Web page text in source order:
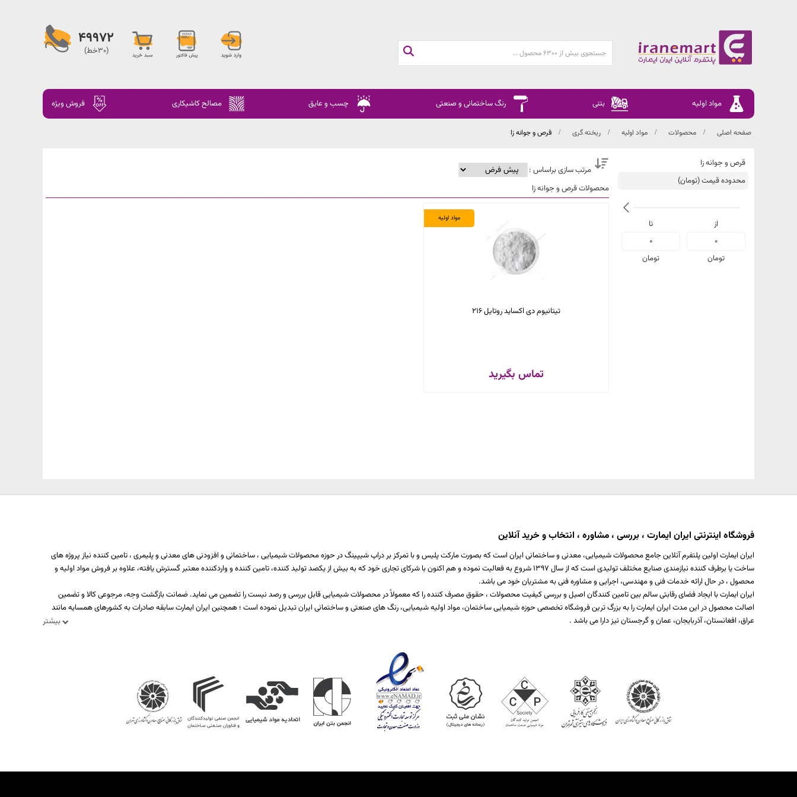
49972
(30خط)
مواد اولیه بتنی رنگ ساختمانی و صنعتی چسب و عایق مصالح کاشیکاری فروش ویژه
صفحه اصلی محصولات مواد اولیه ریخته گری قرص و جوانه زا
قرص و جوانه زا
محدوده قیمت (تومان)
از
0
تومان
تا
0
تومان
مرتب سازی براساس :
محصولات قرص و جوانه زا
مواد اولیه
تیتانیوم دی اکساید روتایل 216
تماس بگیرید
فروشگاه اینترنتی ایران ایمارت ، بررسی ، مشاوره ، انتخاب و خرید آنلاین
بیشتر
ایران ایمارت اولین پلتفرم آنلاین جامع محصولات شیمیایی، معدنی و ساختمانی ایران است که بصورت مارکت پلیس و با تمرکز بر دراپ شیپینگ در حوزه محصولات شیمیایی ، ساختمانی و افزودنی های معدنی و پلیمری ، تامین کننده نیاز پروژه های
ساخت یا برطرف کننده نیازمندی صنایع مختلف تولیدی است که از سال 1397 شروع به فعالیت نموده و هم اکنون با شرکای تجاری خود که به بیش از یکصد تولید کننده، تامین کننده و واردکننده معتبر گسترش یافته، علاوه بر فروش مواد اولیه و
محصول ، در حال ارائه خدمات فنی و مهندسی، اجرایی و مشاوره فنی به مشتریان خود می باشد.
ایران ایمارت با ایجاد فضای رقابتی سالم بین تامین کنندگان اصیل و بررسی کیفیت محصولات ، حقوق مصرف کننده را که معمولاً در محصولات شیمیایی قابل بررسی و رصد نیست را تضمین می نماید. ضمانت بازگشت وجه، مرجوعی کالا و تضمین
اصالت محصول در این مدت ایران ایمارت را به بزرگ ترین فروشگاه تخصصی حوزه شیمیایی ساختمان، مواد اولیه شیمیایی، رنگ های صنعتی و ساختمانی ایران تبدیل نموده است ؛ همچنین ایران ایمارت سابقه صادرات به کشورهای همسایه مانند
عراق، افغانستان، آذربایجان، عمان و گرجستان نیز دارا می باشد .